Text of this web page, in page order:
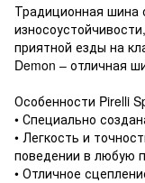
Традиционная шина
приятной езды на
Demon – отличная
Особенности Pirelli
• Специально
• Легкость и
поведении в любую
• Отличное